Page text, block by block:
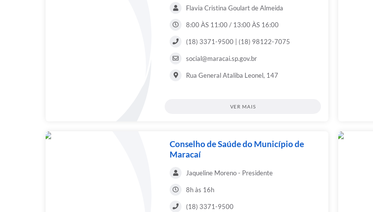
Flavia Cristina Goulart de Almeida
8:00 ÀS 11:00 / 13:00 ÀS 16:00
(18) 3371-9500 | (18) 98122-7075
social@maracai.sp.gov.br
Rua General Ataliba Leonel, 147
VER MAIS
Conselho de Saúde do Município de
Maracaí
Jaqueline Moreno - Presidente
8h às 16h
(18) 3371-9500